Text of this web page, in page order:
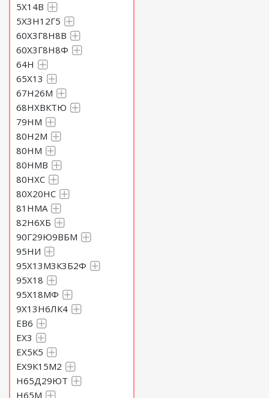
5Х14В
5Х3Н12Г5
60Х3Г8Н8В
60Х3Г8Н8Ф
64Н
65Х13
67Н26М
68НХВКТЮ
79НМ
80Н2М
80НМ
80НМВ
80НХС
80Х20НС
81НМА
82Н6ХБ
90Г29Ю9ВБМ
95НИ
95Х13М3К3Б2Ф
95Х18
95Х18МФ
9Х13Н6ЛК4
ЕВ6
ЕХ3
ЕХ5К5
ЕХ9К15М2
Н65Д29ЮТ
Н65М